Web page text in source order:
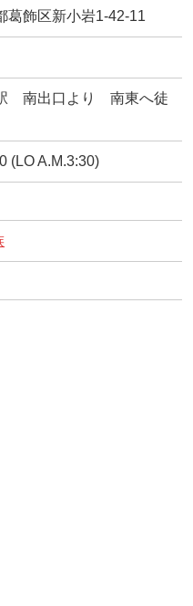
飾区新小岩1-42-11
南出口より 南東へ徒
(LO A.M.3:30)